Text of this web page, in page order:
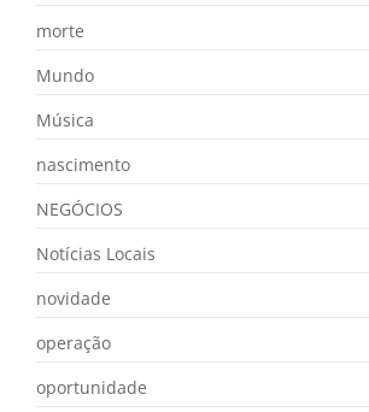
morte
Mundo
Música
nascimento
NEGÓCIOS
Notícias Locais
novidade
operação
oportunidade